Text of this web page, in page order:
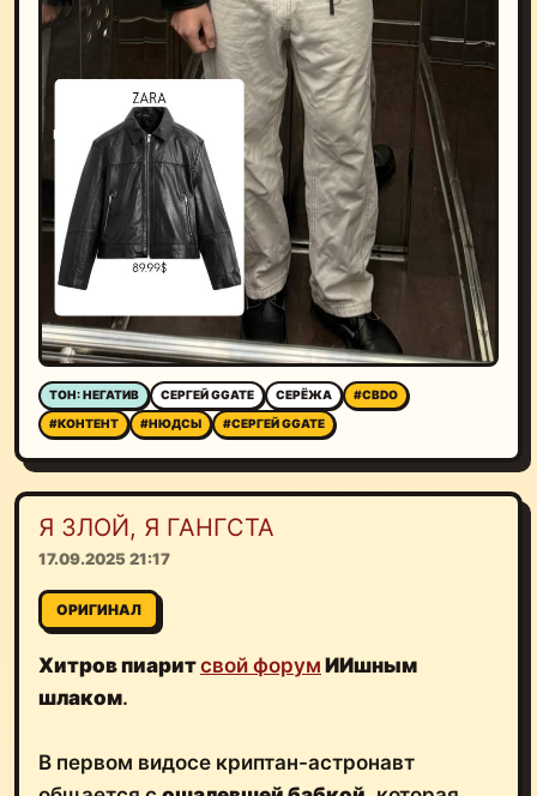
ТОН: НЕГАТИВ СЕРГЕЙ GGATE СЕРЁЖА
#CBDO
#КОНТЕНТ
#НЮДСЫ #СЕРГЕЙ GGATE
Я ЗЛОЙ, Я ГАНГСТА
17.09.2025 21:17
ОРИГИНАЛ
Хитров пиаритсвой форум ИИшным
шлаком.
В первом видосе криптан-астронавт